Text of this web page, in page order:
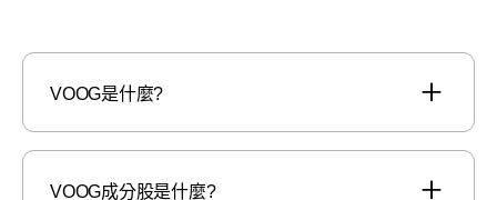
VOOG是什麼?
VOOG成分股是什麼?